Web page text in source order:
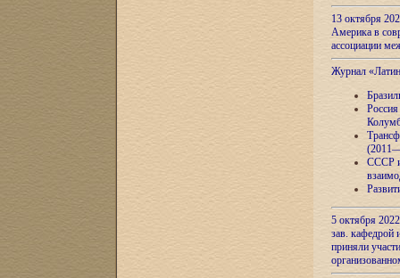
13 октября
Америка в
ассоциации
Журнал
СССР и
5 октября
зав.
приняли